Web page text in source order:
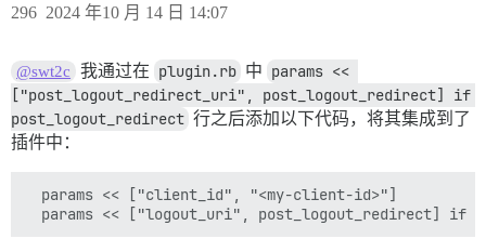
2024 年10 月 14 日 14:07
296
@swt2c 我通过在 plugin.rb 中 params <<
["post_logout_redirect_uri", post_logout_redirect] if
post_logout_redirect 行之后添加以下代码，将其集成到了
插件中：
  params << ["client_id", "<my-client-id>"]